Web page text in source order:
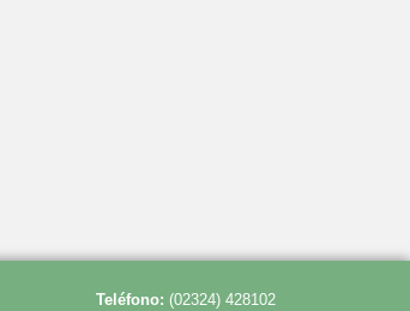
Te léfono: (02324) 428102